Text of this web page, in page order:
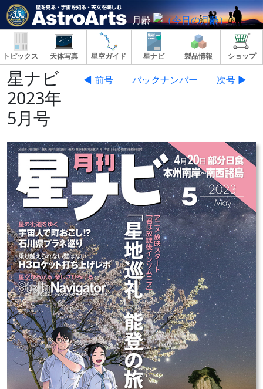
月齢
トピックス 天体写真 星空ガイド 星ナビ 製品情報 ショップ
星ナビ
2023年
5月号
◀ 前号 バックナンバー 次号 ▶